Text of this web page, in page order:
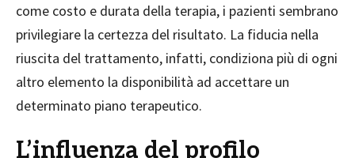
come costo e durata della terapia, i pazienti sembrano
privilegiare la certezza del risultato. La fiducia nella
riuscita del trattamento, infatti, condiziona più di ogni
altro elemento la disponibilità ad accettare un
determinato piano terapeutico.
L’influenza del profilo